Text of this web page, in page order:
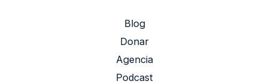
Blog
Donar
Agencia
Podcast